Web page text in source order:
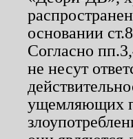
основании
Согласно
не несут
ущемляющих